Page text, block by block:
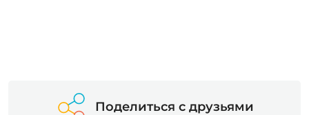
Поделиться с друзьями